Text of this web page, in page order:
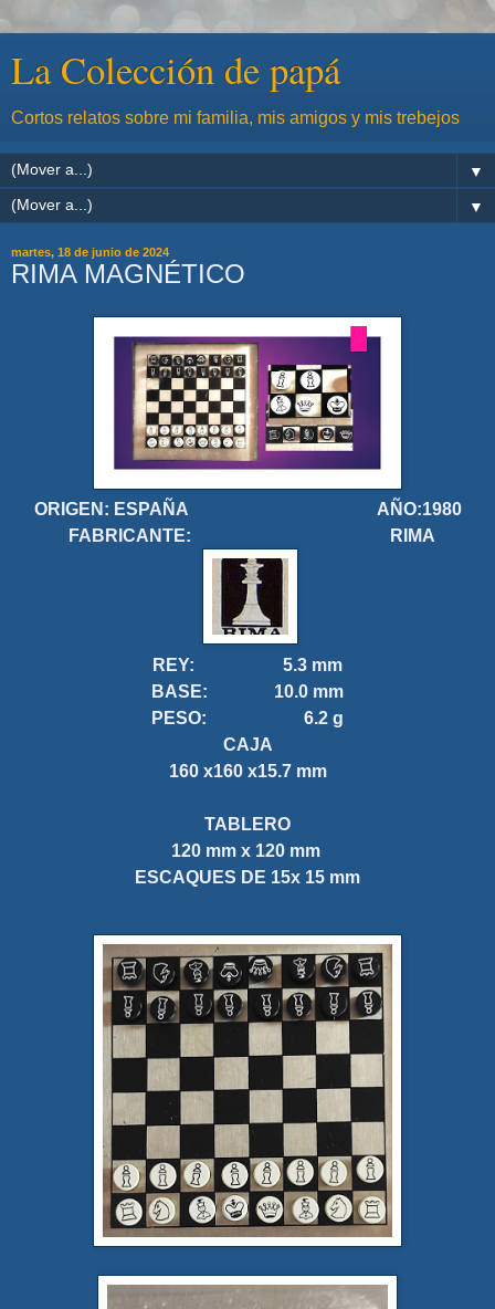
La Colección de papá
Cortos relatos sobre mi familia, mis amigos y mis trebejos
▼
▼
martes, 18 de junio de 2024
RIMA MAGNÉTICO
ORIGEN: ESPAÑA AÑO:1980
FABRICANTE: RIMA
REY: 5.3 mm
BASE: 10.0 mm
PESO: 6.2 g
CAJA
160 x160 x15.7 mm
TABLERO
120 mm x 120 mm
ESCAQUES DE 15x 15 mm